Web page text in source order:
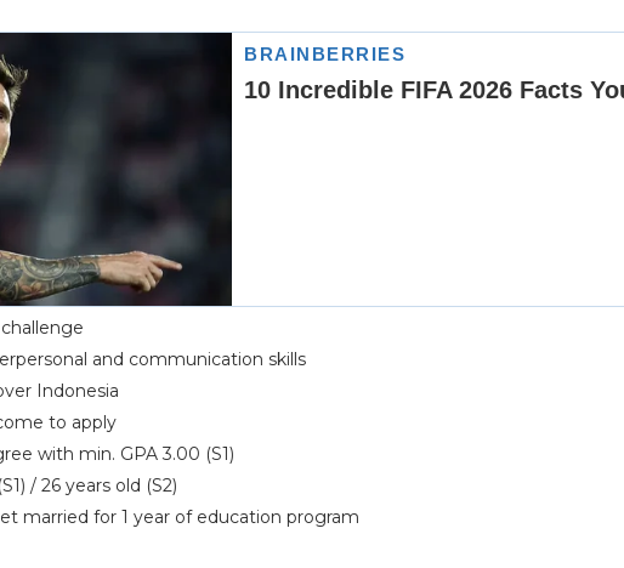
and communication skills
Indonesia
to apply
with min. GPA 3.00 (S1)
/ 26 years old (S2)
married for 1 year of education program